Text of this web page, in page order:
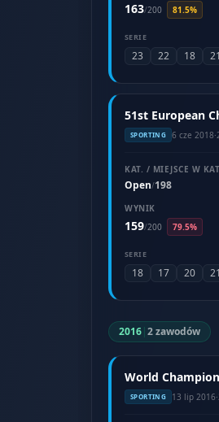
163/200 81.5%
SERIE
23 22 18 21
51st European
SPORTING 6 cze 2018·
KAT. / MIEJSCE W
Open/198
WYNIK
159/200 79.5%
SERIE
18 17 20 21
2016|2 zawodów
World
SPORTING 13 lip 2016·